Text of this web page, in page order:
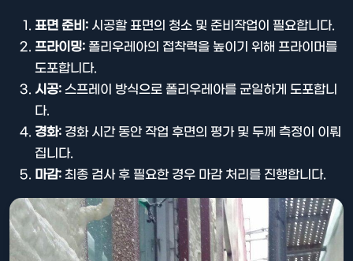
표면 준비: 시공할 표면의 청소 및 준비작업이 필요합니다.
프라이밍: 폴리우레아의 접착력을 높이기 위해 프라이머를
도포합니다.
시공: 스프레이 방식으로 폴리우레아를 균일하게 도포합니
다.
경화: 경화 시간 동안 작업 후면의 평가 및 두께 측정이 이뤄
집니다.
마감: 최종 검사 후 필요한 경우 마감 처리를 진행합니다.